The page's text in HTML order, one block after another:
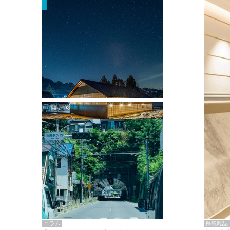
掲載雑誌
掲載雑誌・書籍
『街歩き研修「アールデコとモダニズ
ム、和風バロック」』のレポート記事が
掲載
コラム